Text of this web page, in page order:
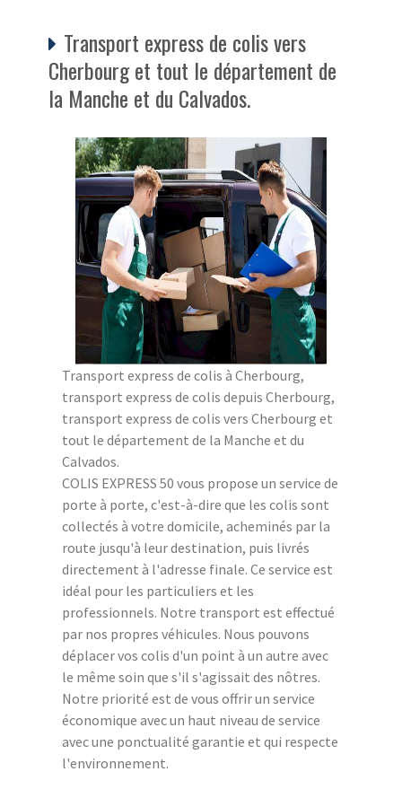
Transport express de colis vers
Cherbourg et tout le département de
la Manche et du Calvados.
Transport express de colis à Cherbourg,
transport express de colis depuis Cherbourg,
transport express de colis vers Cherbourg et
tout le département de la Manche et du
Calvados.
COLIS EXPRESS 50 vous propose un service de
porte à porte, c'est-à-dire que les colis sont
collectés à votre domicile, acheminés par la
route jusqu'à leur destination, puis livrés
directement à l'adresse finale. Ce service est
idéal pour les particuliers et les
professionnels. Notre transport est effectué
par nos propres véhicules. Nous pouvons
déplacer vos colis d'un point à un autre avec
le même soin que s'il s'agissait des nôtres.
Notre priorité est de vous offrir un service
économique avec un haut niveau de service
avec une ponctualité garantie et qui respecte
l'environnement.